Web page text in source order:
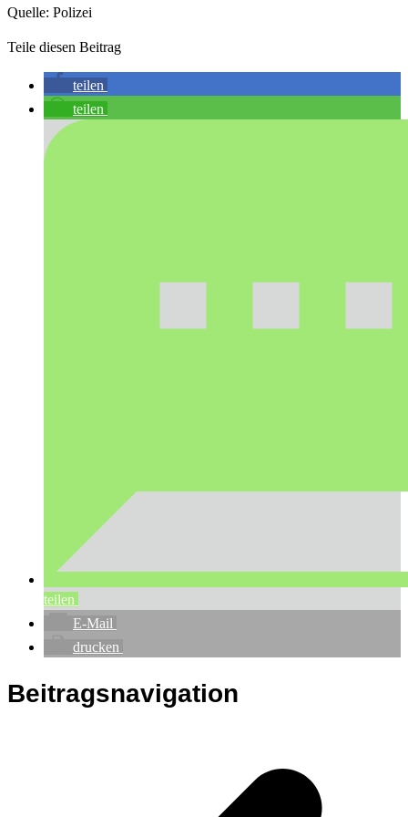
Quelle: Polizei
Teile diesen Beitrag
teilen
teilen
teilen
E-Mail
drucken
Beitragsnavigation